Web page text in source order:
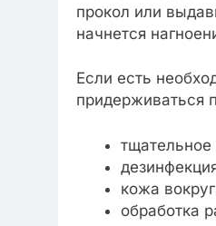
прокол или
начнется
Если есть
придерживаться
кожа
обработка